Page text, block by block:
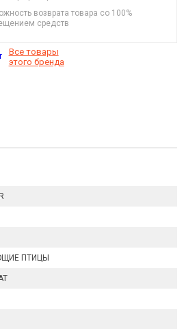
возврата товара со 100%
средств
Все товары
этого бренда
ПТИЦЫ